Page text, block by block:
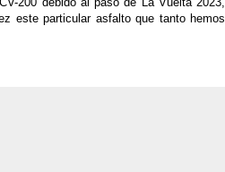
este particular asfalto que tanto hemos